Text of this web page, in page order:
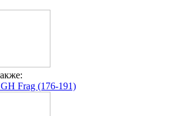
Frag (176-191)